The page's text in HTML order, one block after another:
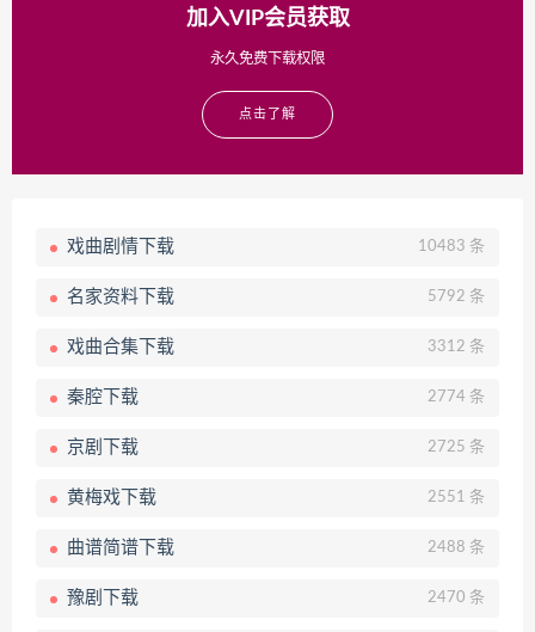
加入VIP会员获取
永久免费下载权限
点击了解
戏曲剧情下载 10483 条
名家资料下载 5792 条
戏曲合集下载 3312 条
秦腔下载 2774 条
京剧下载 2725 条
黄梅戏下载 2551 条
曲谱简谱下载 2488 条
豫剧下载 2470 条